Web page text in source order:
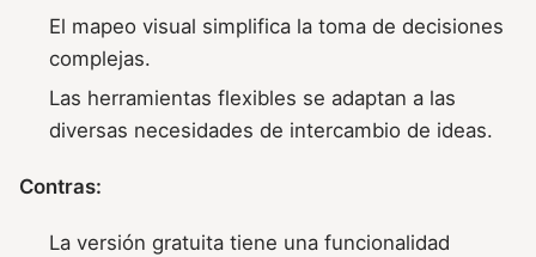
El mapeo visual simplifica la toma de decisiones
complejas.
Las herramientas flexibles se adaptan a las
diversas necesidades de intercambio de ideas.
Contras:
La versión gratuita tiene una funcionalidad